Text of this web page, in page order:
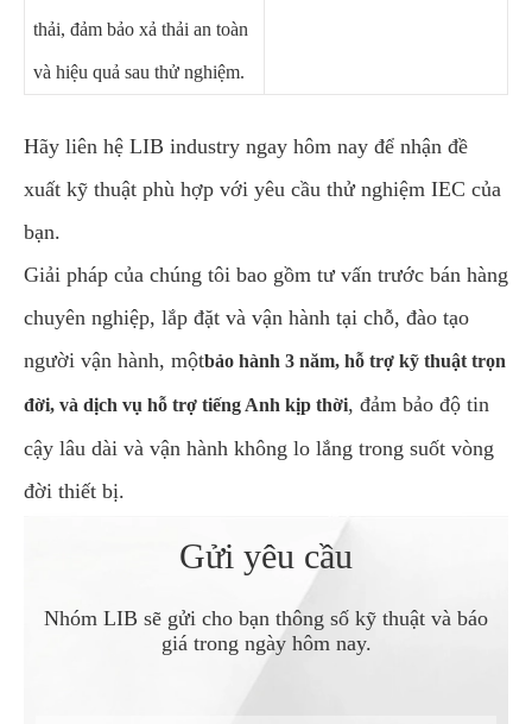
thải, đảm bảo xả thải an toàn
và hiệu quả sau thử nghiệm.
Hãy liên hệ LIB industry ngay hôm nay để nhận đề
xuất kỹ thuật phù hợp với yêu cầu thử nghiệm IEC của
bạn.
Giải pháp của chúng tôi bao gồm tư vấn trước bán hàng
chuyên nghiệp, lắp đặt và vận hành tại chỗ, đào tạo
người vận hành, mộtbảo hành 3 năm, hỗ trợ kỹ thuật trọn
đời, và dịch vụ hỗ trợ tiếng Anh kịp thời, đảm bảo độ tin
cậy lâu dài và vận hành không lo lắng trong suốt vòng
đời thiết bị.
Gửi yêu cầu
Nhóm LIB sẽ gửi cho bạn thông số kỹ thuật và báo
giá trong ngày hôm nay.